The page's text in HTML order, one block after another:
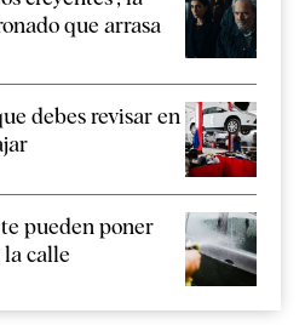
que arrasa
debes revisar en
pueden poner
la calle